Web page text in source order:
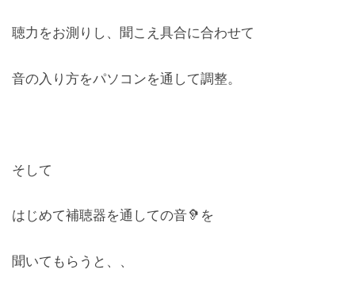
CONTACT
聴力をお測りし、聞こえ具合に合わせて
音の入り方をパソコンを通して調整。
そして
はじめて補聴器を通しての音🦻を
聞いてもらうと、、